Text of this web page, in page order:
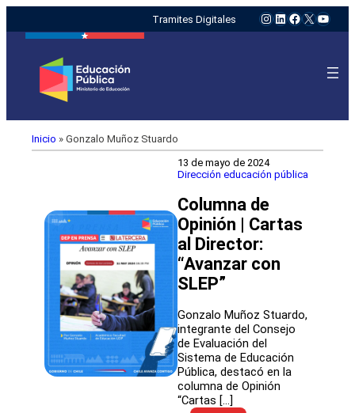
Tramites Digitales Instagram
LinkedIn
Facebook
X
Inicio » Gonzalo Muñoz Stuardo
13 de mayo de 2024
Dirección educación pública
Columna de
Opinión | Cartas
al Director:
“Avanzar con
SLEP”
Gonzalo Muñoz Stuardo,
integrante del Consejo
de Evaluación del
Sistema de Educación
Pública, destacó en la
columna de Opinión
“Cartas […]